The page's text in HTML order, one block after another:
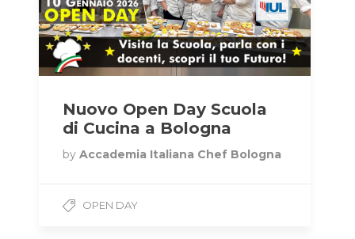
Nuovo Open Day Scuola
di Cucina a Bologna
by Accademia Italiana Chef Bologna
OPEN DAY